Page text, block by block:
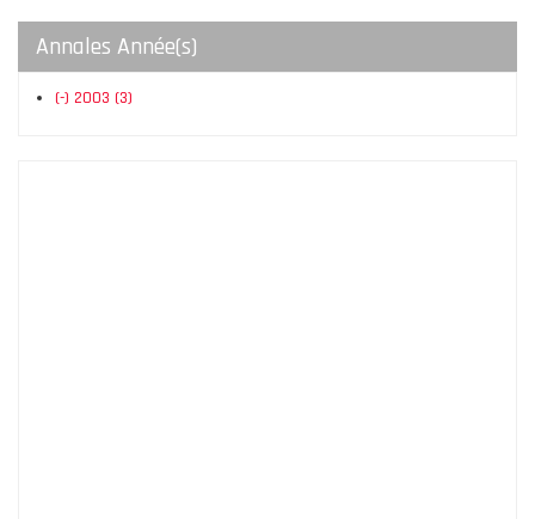
Annales Année(s)
(-) 2003 (3)